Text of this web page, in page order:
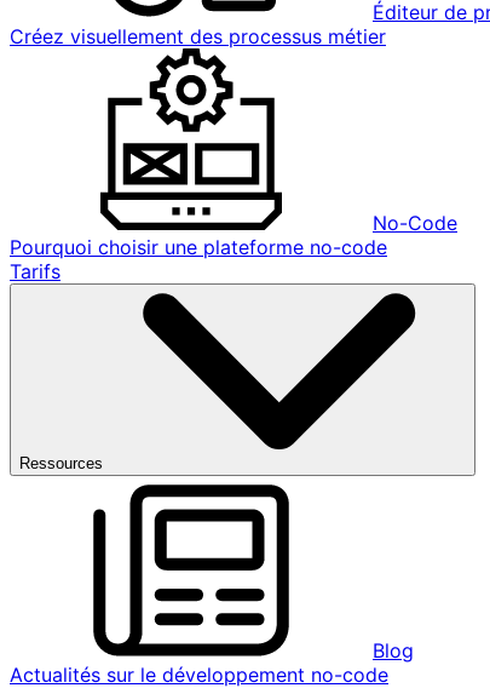
Éditeur de
Créez visuellement des processus métier
No-Code
Pourquoi choisir une plateforme no-code
Tarifs
Ressources
Blog
Actualités sur le développement no-code